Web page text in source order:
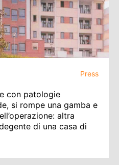
Press
con patologie
si rompe una gamba e
altra
di una casa di